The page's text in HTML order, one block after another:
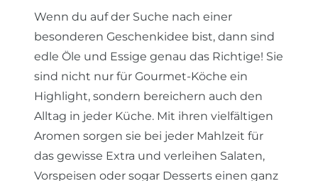
Wenn du auf der Suche nach einer
besonderen Geschenkidee bist, dann sind
edle Öle und Essige genau das Richtige! Sie
sind nicht nur für Gourmet-Köche ein
Highlight, sondern bereichern auch den
Alltag in jeder Küche. Mit ihren vielfältigen
Aromen sorgen sie bei jeder Mahlzeit für
das gewisse Extra und verleihen Salaten,
Vorspeisen oder sogar Desserts einen ganz